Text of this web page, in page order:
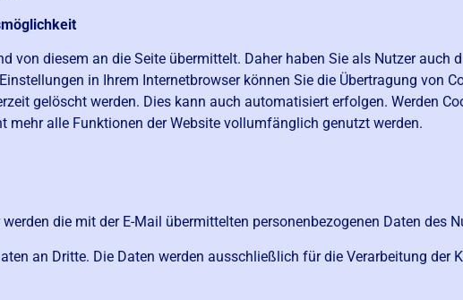
von diesem an die Seite übermittelt. Daher haben Sie als Nutzer auch
in Ihrem Internetbrowser können Sie die Übertragung von
gelöscht werden. Dies kann auch automatisiert erfolgen. Werden
alle Funktionen der Website vollumfänglich genutzt werden.
die mit der E-Mail übermittelten personenbezogenen Daten des
an Dritte. Die Daten werden ausschließlich für die Verarbeitung der